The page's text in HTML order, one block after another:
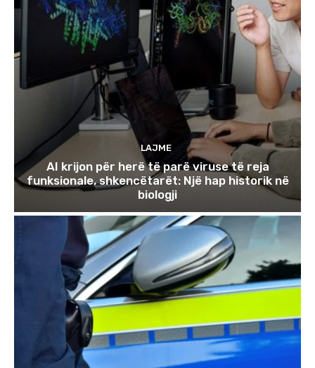
LAJME
AI krijon për herë të parë viruse të reja
funksionale, shkencëtarët: Një hap historik në
biologji